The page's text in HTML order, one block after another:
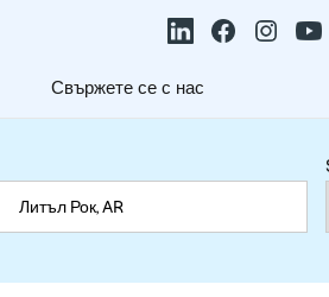
Свържете се с нас